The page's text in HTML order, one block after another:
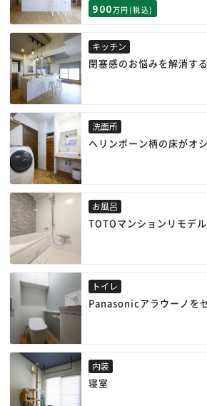
回遊性も抜群です。
900万円(税込)
キッチン
閉塞感のお悩みを解消す
洗面所
ヘリンボーン柄の床がオ
らしました。
お風呂
TOTOマンションリモデ
ルライクな浴室へ。
快適さとデザイン性を両立
トイレ
Panasonicアラウーノを
内装
寝室